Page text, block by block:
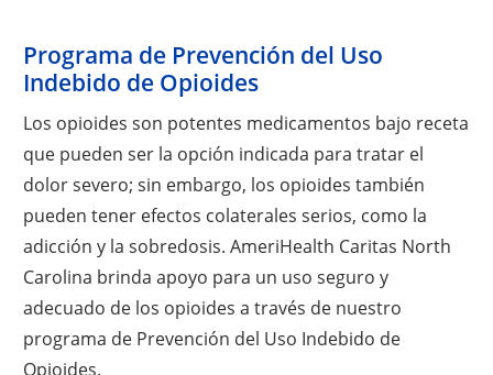
Programa de Prevención del Uso
Indebido de Opioides
Los opioides son potentes medicamentos bajo receta
que pueden ser la opción indicada para tratar el
dolor severo; sin embargo, los opioides también
pueden tener efectos colaterales serios, como la
adicción y la sobredosis. AmeriHealth Caritas North
Carolina brinda apoyo para un uso seguro y
adecuado de los opioides a través de nuestro
programa de Prevención del Uso Indebido de
Opioides.